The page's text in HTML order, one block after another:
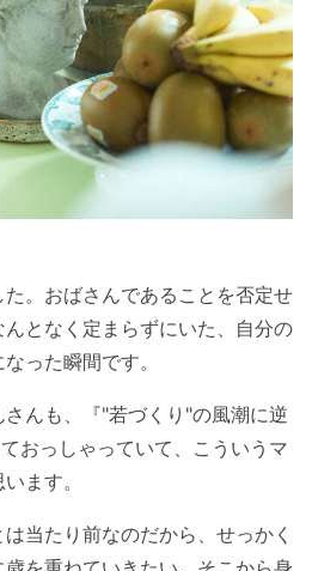
た。おばさんであることを否定せ
となく定まらずにいた、自分の
った瞬間です。
んも、『"若づくり"の風潮に逆
おっしゃっていて、こういうマ
ます。
当たり前なのだから、せっかく